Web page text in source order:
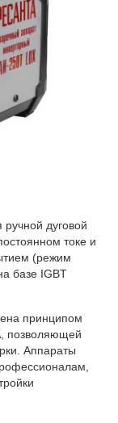
дуговой
токе и
(режим
базе IGBT
принципом
позволяющей
Аппараты